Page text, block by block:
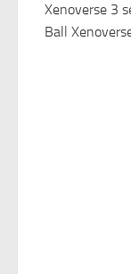
Xenoverse 3
Ball